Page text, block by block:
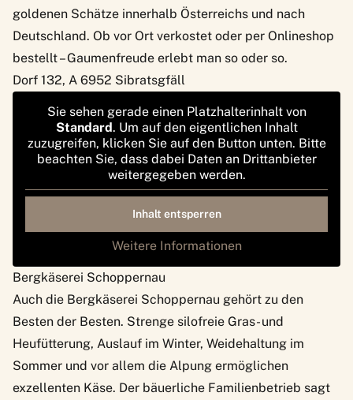
goldenen Schätze innerhalb Österreichs und nach
Deutschland. Ob vor Ort verkostet oder per Onlineshop
bestellt – Gaumenfreude erlebt man so oder so.
Dorf 132, A 6952 Sibratsgfäll
Sie sehen gerade einen Platzhalterinhalt von
Standard. Um auf den eigentlichen Inhalt
zuzugreifen, klicken Sie auf den Button unten. Bitte
beachten Sie, dass dabei Daten an Drittanbieter
weitergegeben werden.
Inhalt entsperren
Weitere Informationen
Bergkäserei Schoppernau
Auch die Bergkäserei Schoppernau gehört zu den
Besten der Besten. Strenge silofreie Gras- und
Heufütterung, Auslauf im Winter, Weidehaltung im
Sommer und vor allem die Alpung ermöglichen
exzellenten Käse. Der bäuerliche Familienbetrieb sagt